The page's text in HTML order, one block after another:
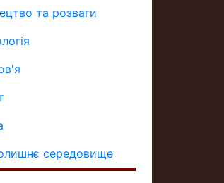
та розваги
середовище